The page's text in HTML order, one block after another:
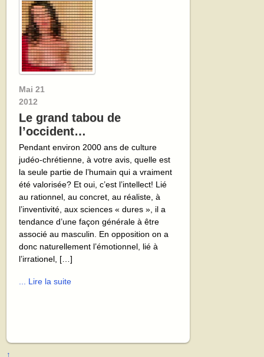
Mai 21
2012
Le grand tabou de
l’occident…
Pendant environ 2000 ans de culture
judéo-chrétienne, à votre avis, quelle est
la seule partie de l’humain qui a vraiment
été valorisée? Et oui, c’est l’intellect! Lié
au rationnel, au concret, au réaliste, à
l’inventivité, aux sciences « dures », il a
tendance d’une façon générale à être
associé au masculin. En opposition on a
donc naturellement l’émotionnel, lié à
l’irrationel, […]
... Lire la suite
↑